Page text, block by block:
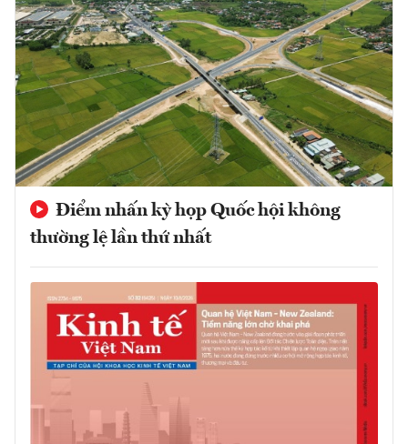
Điểm nhấn kỳ họp Quốc hội không
thường lệ lần thứ nhất